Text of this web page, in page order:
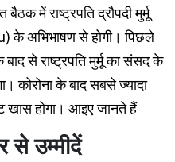
में राष्ट्रपति द्रौपदी मुर्मू
अभिभाषण से होगी। पिछले
से राष्ट्रपति मुर्मू का संसद के
कोरोना के बाद सबसे ज्यादा
खास होगा। आइए जानते हैं
से उम्मीदें